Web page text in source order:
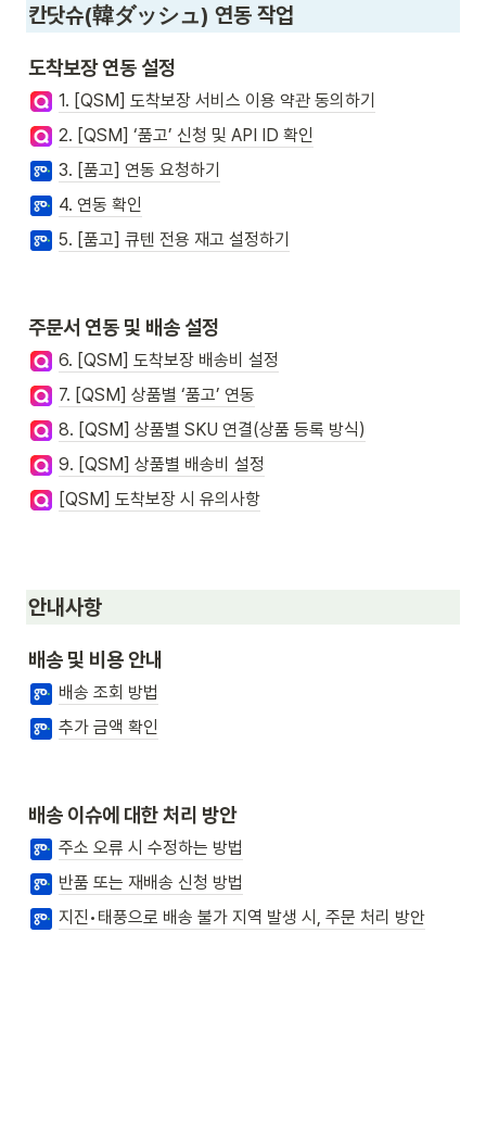
칸닷슈(韓ダッシュ) 연동 작업
도착보장 연동 설정
1. [QSM] 도착보장 서비스 이용 약관 동의하기
2. [QSM] ‘품고’ 신청 및 API ID 확인
3. [품고] 연동 요청하기
4. 연동 확인
5. [품고] 큐텐 전용 재고 설정하기
주문서 연동 및 배송 설정
6. [QSM] 도착보장 배송비 설정
7. [QSM] 상품별 ‘품고’ 연동
8. [QSM] 상품별 SKU 연결(상품 등록 방식)
9. [QSM] 상품별 배송비 설정
[QSM] 도착보장 시 유의사항
안내사항
배송 및 비용 안내
배송 조회 방법
추가 금액 확인
배송 이슈에 대한 처리 방안
주소 오류 시 수정하는 방법
반품 또는 재배송 신청 방법
지진•태풍으로 배송 불가 지역 발생 시, 주문 처리 방안